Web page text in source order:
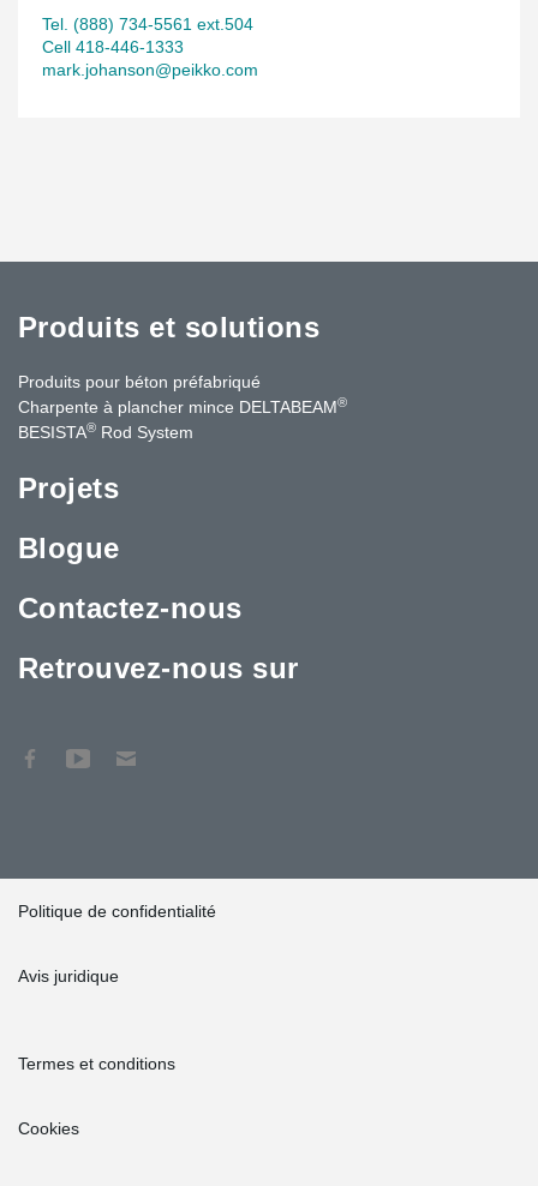
Tel. (888) 734-5561 ext.504
Cell 418-446-1333
mark.johanson@peikko.com
Produits et solutions
Produits pour béton préfabriqué
Charpente à plancher mince DELTABEAM®
BESISTA® Rod System
Projets
Blogue
Contactez-nous
Retrouvez-nous sur
Politique de confidentialité
Avis juridique
Termes et conditions
Cookies